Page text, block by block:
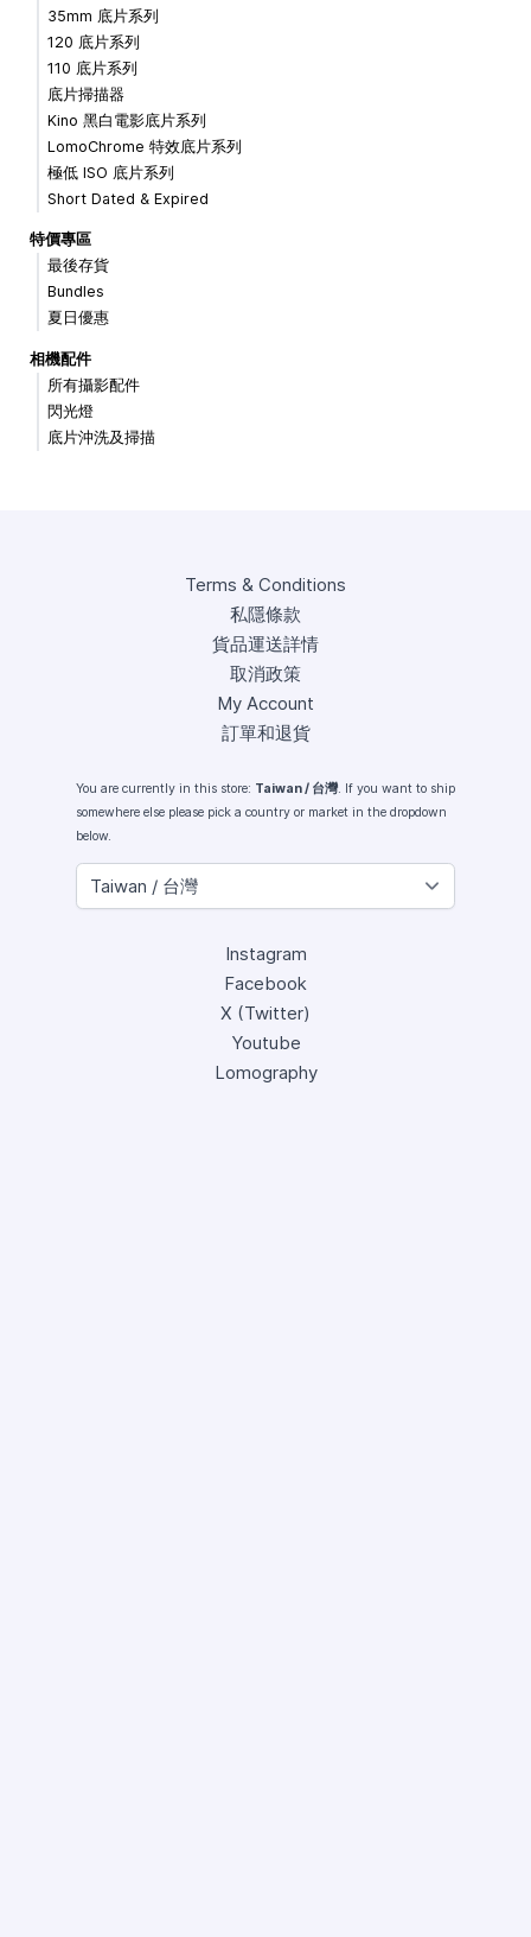
35mm 底片系列
120 底片系列
110 底片系列
底片掃描器
Kino 黑白電影底片系列
LomoChrome 特效底片系列
極低 ISO 底片系列
Short Dated & Expired
特價專區
最後存貨
Bundles
夏日優惠
相機配件
所有攝影配件
閃光燈
底片沖洗及掃描
Terms & Conditions
私隱條款
貨品運送詳情
取消政策
My Account
訂單和退貨
You are currently in this store: Taiwan / 台灣. If you want to ship
somewhere else please pick a country or market in the dropdown
below.
Instagram
Facebook
X (Twitter)
Youtube
Lomography